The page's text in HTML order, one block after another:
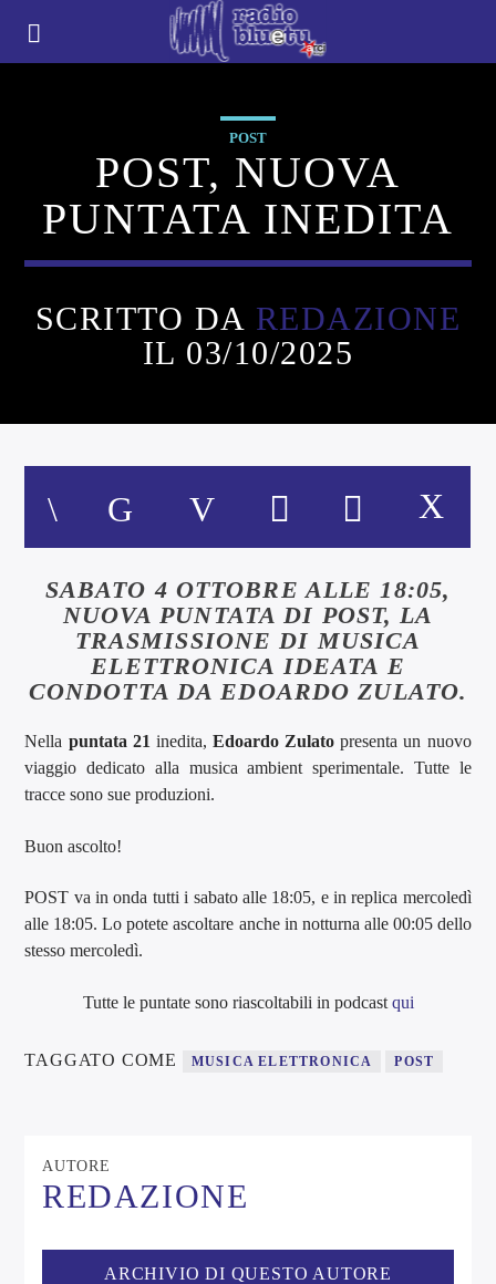
POST
POST, NUOVA
PUNTATA INEDITA
SCRITTO DA REDAZIONE
IL 03/10/2025
SABATO 4 OTTOBRE ALLE 18:05,
NUOVA PUNTATA DI POST, LA
TRASMISSIONE DI MUSICA
ELETTRONICA IDEATA E
CONDOTTA DA EDOARDO ZULATO.
Nella puntata 21 inedita, Edoardo Zulato presenta un nuovo
viaggio dedicato alla musica ambient sperimentale. Tutte le
tracce sono sue produzioni.
Buon ascolto!
POST va in onda tutti i sabato alle 18:05, e in replica mercoledì
alle 18:05. Lo potete ascoltare anche in notturna alle 00:05 dello
stesso mercoledì.
Tutte le puntate sono riascoltabili in podcast qui
TAGGATO COME MUSICA ELETTRONICA POST
AUTORE
REDAZIONE
ARCHIVIO DI QUESTO AUTORE